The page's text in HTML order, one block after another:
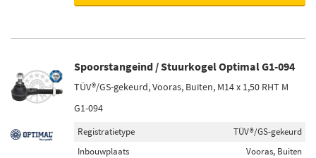
Spoorstangeind / Stuurkogel Optimal G1-094
TÜV®/GS-gekeurd, Vooras, Buiten, M14 x 1,50 RHT M
G1-094
Registratietype
TÜV®/GS-gekeurd
Inbouwplaats
Vooras, Buiten